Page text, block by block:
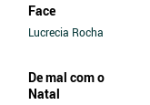
Face
Lucrecia Rocha
De mal com o
Natal